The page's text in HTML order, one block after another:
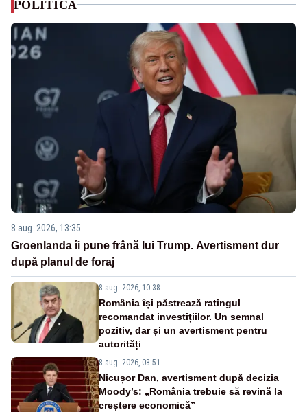
POLITICA
8 aug. 2026, 13:35
Groenlanda îi pune frână lui Trump. Avertisment dur
după planul de foraj
8 aug. 2026, 10:38
România își păstrează ratingul
recomandat investițiilor. Un semnal
pozitiv, dar și un avertisment pentru
autorități
8 aug. 2026, 08:51
Nicușor Dan, avertisment după decizia
Moody’s: „România trebuie să revină la
creștere economică”